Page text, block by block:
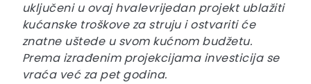
uključeni u ovaj hvalevrijedan projekt ublažiti
kućanske troškove za struju i ostvariti će
znatne uštede u svom kućnom budžetu.
Prema izrađenim projekcijama investicija se
vraća već za pet godina.